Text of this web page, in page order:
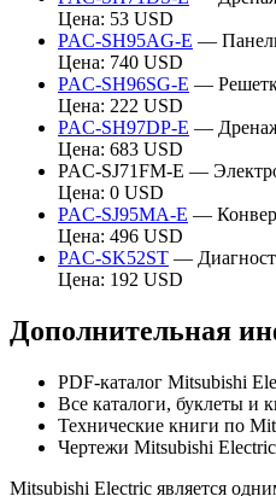
Цена: 53 USD
PAC-SH95AG-E — Панель
Цена: 740 USD
PAC-SH96SG-E —
Цена: 222 USD
PAC-SH97DP-E —
Цена: 683 USD
PAC-SJ71FM-E —
Цена: 0 USD
PAC-SJ95MA-E —
Цена: 496 USD
PAC-SK52ST —
Цена: 192 USD
Дополнительная
PDF-каталог Mitsubishi
Все каталоги, буклеты и
Технические книги по
Чертежи Mitsubishi
Mitsubishi Electric является